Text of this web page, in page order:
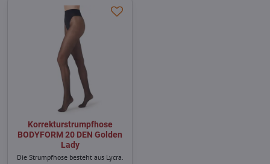
Korrekturstrumpfhose
BODYFORM 20 DEN Golden
Lady
Die Strumpfhose besteht aus Lycra.